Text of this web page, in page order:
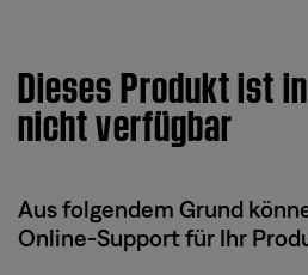
Dieses Produkt ist
nicht verfügbar
Aus folgendem Grund
Online-Support für Ihr